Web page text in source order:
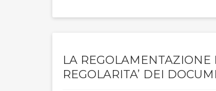
LA REGOLAMENTAZIONE
REGOLARITA’ DEI